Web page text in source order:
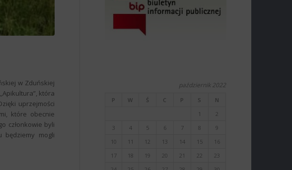
w Zduńskiej
która
uprzejmości
które obecnie
członkowie byli
będziemy mogli
październik 2022
P W Ś C P S
N
1
2
3
4 5 6 7 8
9
10
11 12 13 14 15
16
17
18 19 20 21 22
23